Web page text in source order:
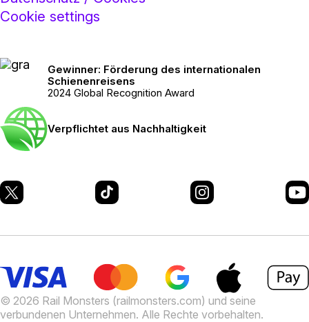
Cookie settings
Gewinner: Förderung des internationalen
Schienenreisens
2024 Global Recognition Award
Verpflichtet aus Nachhaltigkeit
© 2026 Rail Monsters (railmonsters.com) und seine
verbundenen Unternehmen. Alle Rechte vorbehalten.